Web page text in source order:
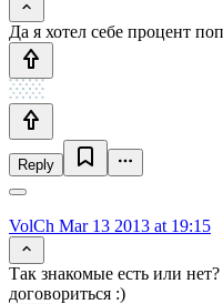
Да я хотел себе процент
Reply
VolCh Mar 13 2013 at 19:15
Так знакомые есть или
договориться :)